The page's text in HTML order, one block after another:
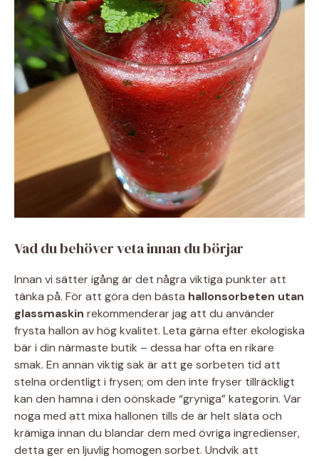
Vad du behöver veta innan du börjar
Innan vi sätter igång är det några viktiga punkter att
tänka på. För att göra den bästa hallonsorbeten utan
glassmaskin rekommenderar jag att du använder
frysta hallon av hög kvalitet. Leta gärna efter ekologiska
bär i din närmaste butik – dessa har ofta en rikare
smak. En annan viktig sak är att ge sorbeten tid att
stelna ordentligt i frysen; om den inte fryser tillräckligt
kan den hamna i den oönskade “gryniga” kategorin. Var
noga med att mixa hallonen tills de är helt släta och
krämiga innan du blandar dem med övriga ingredienser,
detta ger en ljuvlig homogen sorbet. Undvik att